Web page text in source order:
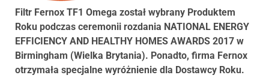
Filtr Fernox TF1 Omega został wybrany Produktem
Roku podczas ceremonii rozdania NATIONAL ENERGY
EFFICIENCY AND HEALTHY HOMES AWARDS 2017 w
Birmingham (Wielka Brytania). Ponadto, firma Fernox
otrzymała specjalne wyróżnienie dla Dostawcy Roku.